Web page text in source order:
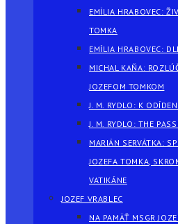
EMÍLIA HRABOVEC:
TOMKA
EMÍLIA HRABOVEC:
MICHAL KAŇA:
JOZEFOM TOMKOM
J. M. RYDLO: K
J. M. RYDLO: THE
MARIÁN SERVÁTKA:
JOZEFA TOMKA,
VATIKÁNE
JOZEF VRABLEC
NA PAMÄŤ MSGR